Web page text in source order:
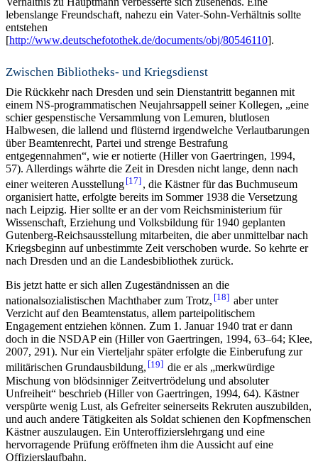
lebenslange Freundschaft, nahezu ein Vater-Sohn-Verhältnis sollte
entstehen
[http://www.deutschefotothek.de/documents/obj/80546110].
Zwischen Bibliotheks- und Kriegsdienst
Die Rückkehr nach Dresden und sein Dienstantritt begannen mit
einem NS-programmatischen Neujahrsappell seiner Kollegen, „eine
schier gespenstische Versammlung von Lemuren, blutlosen
Halbwesen, die lallend und flüsternd irgendwelche Verlautbarungen
über Beamtenrecht, Partei und strenge Bestrafung
entgegennahmen“, wie er notierte (Hiller von Gaertringen, 1994,
57). Allerdings währte die Zeit in Dresden nicht lange, denn nach
einer weiteren Ausstellung 17 , die Kästner für das Buchmuseum
organisiert hatte, erfolgte bereits im Sommer 1938 die Versetzung
nach Leipzig. Hier sollte er an der vom Reichsministerium für
Wissenschaft, Erziehung und Volksbildung für 1940 geplanten
Gutenberg-Reichsausstellung mitarbeiten, die aber unmittelbar nach
Kriegsbeginn auf unbestimmte Zeit verschoben wurde. So kehrte er
nach Dresden und an die Landesbibliothek zurück.
Bis jetzt hatte er sich allen Zugeständnissen an die
nationalsozialistischen Machthaber zum Trotz, 18
aber unter
Verzicht auf den Beamtenstatus, allem parteipolitischem
Engagement entziehen können. Zum 1. Januar 1940 trat er dann
doch in die NSDAP ein (Hiller von Gaertringen, 1994, 63–64; Klee,
2007, 291). Nur ein Vierteljahr später erfolgte die Einberufung zur
militärischen Grundausbildung, 19
die er als „merkwürdige
Mischung von blödsinniger Zeitvertrödelung und absoluter
Unfreiheit“ beschrieb (Hiller von Gaertringen, 1994, 64). Kästner
verspürte wenig Lust, als Gefreiter seinerseits Rekruten auszubilden,
und auch andere Tätigkeiten als Soldat schienen den Kopfmenschen
Kästner auszulaugen. Ein Unteroffizierslehrgang und eine
hervorragende Prüfung eröffneten ihm die Aussicht auf eine
Offizierslaufbahn.